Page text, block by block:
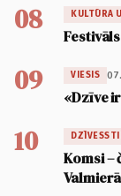
08 KULTŪRA
09 VIESIS
«Dzīve
10
Komsi –
Valmierā